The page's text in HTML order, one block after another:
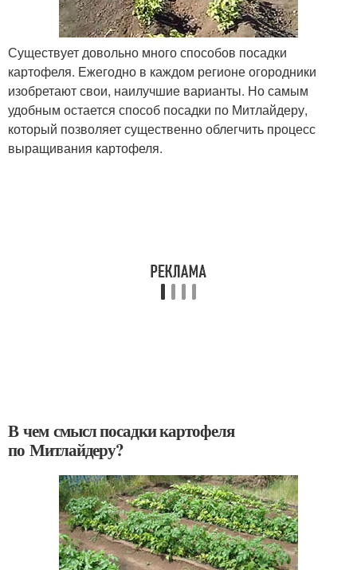
Существует довольно много способов посадки
картофеля. Ежегодно в каждом регионе огородники
изобретают свои, наилучшие варианты. Но самым
удобным остается способ посадки по Митлайдеру,
который позволяет существенно облегчить процесс
выращивания картофеля.
В чем смысл посадки картофеля
по Митлайдеру?